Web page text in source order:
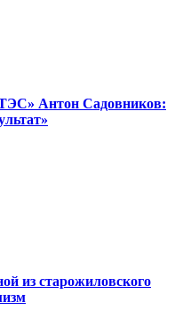
Антон Садовников:
из старожиловского